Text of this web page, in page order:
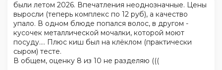
были летом 2026. Впечатления неоднозначные. Цены
выросли (теперь комплекс по 12 руб), а качество
упало. В одном блюде попался волос, в другом -
кусочек металлической мочалки, которой моют
посуду.... Плюс киш был на клёклом (практически
сыром) тесте.
В общем, оценку 8 из 10 не разделяю (((